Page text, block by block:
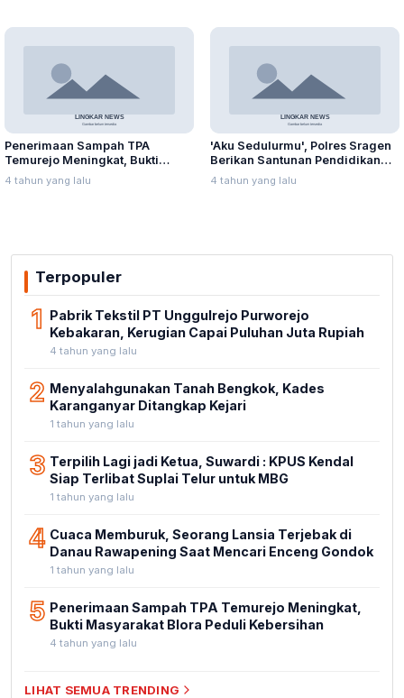
Penerimaan Sampah TPA
Temurejo Meningkat, Bukti
Masyarakat Blora Peduli
Kebersihan
4 tahun yang lalu
'Aku Sedulurmu', Polres Sragen
Berikan Santunan Pendidikan
Anak Yatim Piatu
4 tahun yang lalu
Terpopuler
1 Pabrik Tekstil PT Unggulrejo Purworejo
Kebakaran, Kerugian Capai Puluhan Juta Rupiah
4 tahun yang lalu
2 Menyalahgunakan Tanah Bengkok, Kades
Karanganyar Ditangkap Kejari
1 tahun yang lalu
3 Terpilih Lagi jadi Ketua, Suwardi : KPUS Kendal
Siap Terlibat Suplai Telur untuk MBG
1 tahun yang lalu
4 Cuaca Memburuk, Seorang Lansia Terjebak di
Danau Rawapening Saat Mencari Enceng Gondok
1 tahun yang lalu
5 Penerimaan Sampah TPA Temurejo Meningkat,
Bukti Masyarakat Blora Peduli Kebersihan
4 tahun yang lalu
LIHAT SEMUA TRENDING